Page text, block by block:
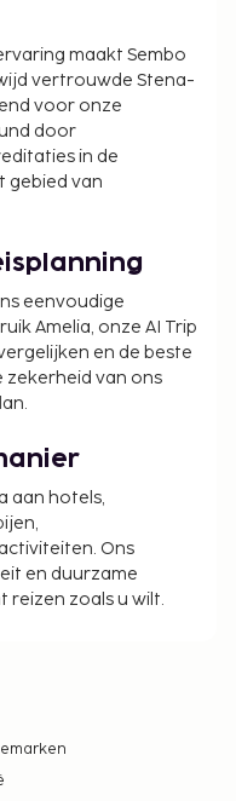
maakt Sembo
vertrouwde Stena-
voor onze
door
in de
gebied van
eenvoudige
Amelia, onze AI Trip
en de beste
zekerheid van ons
aan hotels,
Ons
en duurzame
reizen zoals u wilt.